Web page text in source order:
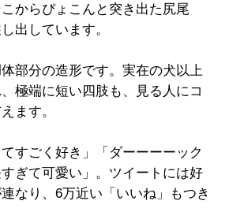
からぴょこんと突き出た尻尾
出しています。
部分の造形です。実在の犬以上
極端に短い四肢も、見る人にコ
ます。
てすごく好き」「ダーーーーック
ぎて可愛い」。ツイートには好
なり、6万近い「いいね」もつき